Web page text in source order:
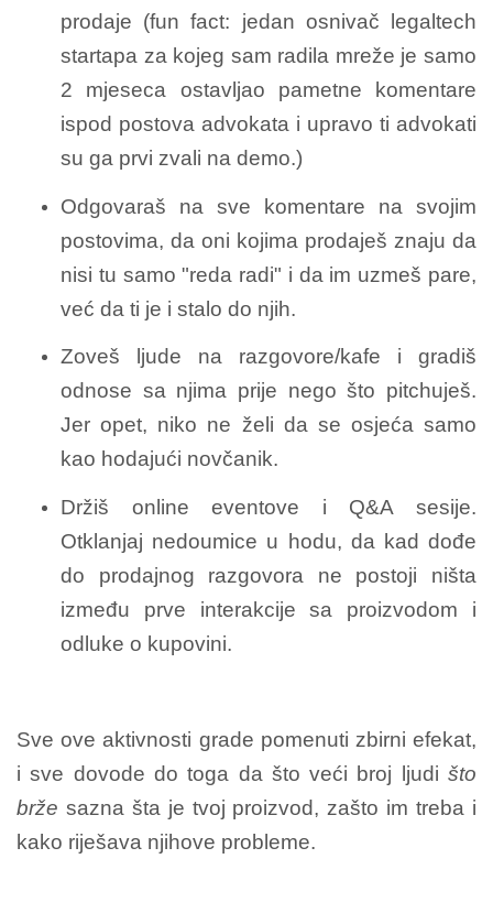
prodaje (fun fact: jedan osnivač legaltech
startapa za kojeg sam radila mreže je samo
2 mjeseca ostavljao pametne komentare
ispod postova advokata i upravo ti advokati
su ga prvi zvali na demo.)
Odgovaraš na sve komentare na svojim
postovima, da oni kojima prodaješ znaju da
nisi tu samo "reda radi" i da im uzmeš pare,
već da ti je i stalo do njih.
Zoveš ljude na razgovore/kafe i gradiš
odnose sa njima prije nego što pitchuješ.
Jer opet, niko ne želi da se osjeća samo
kao hodajući novčanik.
Držiš online eventove i Q&A sesije.
Otklanjaj nedoumice u hodu, da kad dođe
do prodajnog razgovora ne postoji ništa
između prve interakcije sa proizvodom i
odluke o kupovini.
Sve ove aktivnosti grade pomenuti zbirni efekat,
i sve dovode do toga da što veći broj ljudi što
brže sazna šta je tvoj proizvod, zašto im treba i
kako riješava njihove probleme.